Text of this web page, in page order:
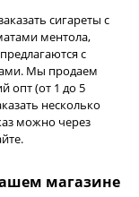
сигареты с
ментола,
с
Мы продаем
опт (от 1 до 5
несколько
можно через
магазине